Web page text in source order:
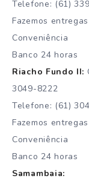
Telefone: (61)
Fazemos
Conveniência
Banco 24 horas
Riacho Fundo II:
3049-8222
Telefone: (61)
Fazemos
Conveniência
Banco 24 horas
Samambaia: